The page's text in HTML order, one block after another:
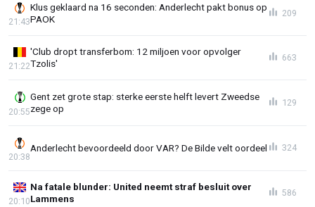
Klus geklaard na 16 seconden: Anderlecht pakt bonus op
PAOK
21:43
209
'Club dropt transferbom: 12 miljoen voor opvolger
Tzolis'
21:22
663
Gent zet grote stap: sterke eerste helft levert Zweedse
zege op
20:55
129
Anderlecht bevoordeeld door VAR? De Bilde velt oordeel
20:38
324
Na fatale blunder: United neemt straf besluit over
Lammens
20:10
586